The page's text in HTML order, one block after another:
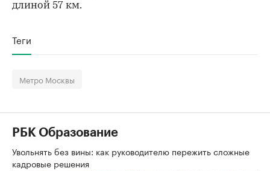
длиной 57 км.
Теги
Метро Москвы
РБК Образование
Увольнять без вины: как руководителю пережить сложные
кадровые решения